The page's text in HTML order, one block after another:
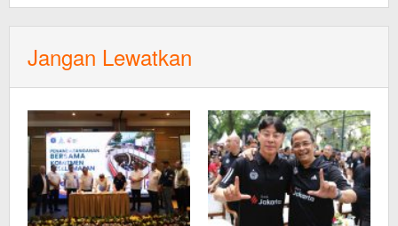
Jangan Lewatkan